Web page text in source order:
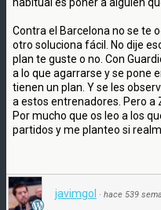
Contra el Barcelona no se te
otro soluciona fácil. No dije
plan te guste o no. Con
a lo que agarrarse y se pone
tienen un plan. Y se les
a estos entrenadores. Pero a
Por mucho que os leo a los
partidos y me planteo si
javimgol · hace 539